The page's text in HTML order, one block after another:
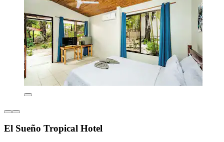
El Sueño Tropical Hotel